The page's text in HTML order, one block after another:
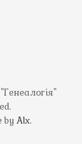
by Alx.